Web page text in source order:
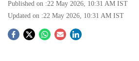
Published on :22 May 2026, 10:31 AM IST
Updated on :22 May 2026, 10:31 AM IST
S